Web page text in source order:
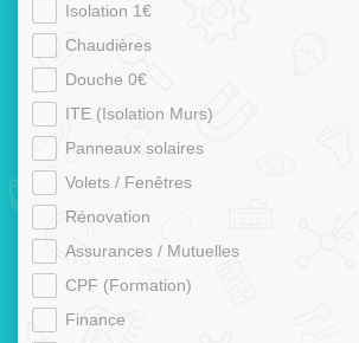
Isolation 1€
Chaudières
Douche 0€
ITE (Isolation Murs)
Panneaux solaires
Volets / Fenêtres
Rénovation
Assurances / Mutuelles
CPF (Formation)
Finance